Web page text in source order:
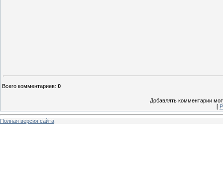
Всего комментариев: 0
Добавлять комментарии
[
Полная версия сайта